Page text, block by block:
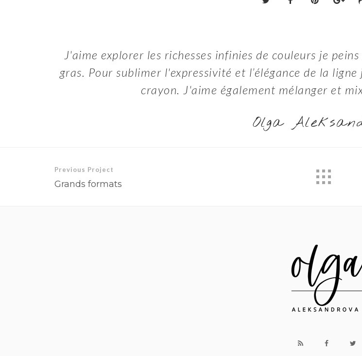
J'aime explorer les richesses infinies de couleurs je
gras. Pour sublimer l'expressivité et l’élégance de la
crayon. J'aime également mélanger et
Olga
Previous Project
Grands formats